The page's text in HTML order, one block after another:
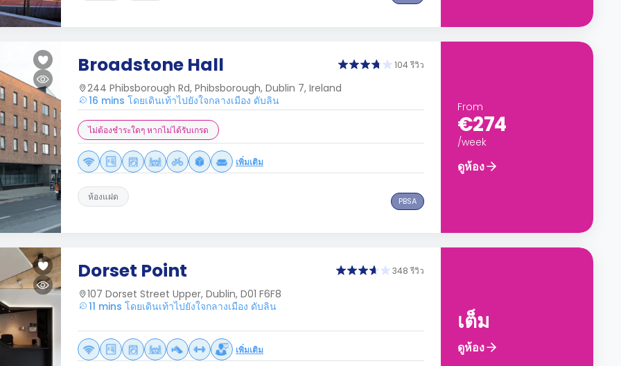
Broadstone Hall 104 รีวิว
244 Phibsborough Rd, Phibsborough, Dublin 7, Ireland
16 mins โดยเดินเท้าไปยังใจกลางเมือง ดับลิน
ไม่ต้องชำระใดๆ หากไม่ได้รับเกรด
เพิ่มเติม
ห้องแฝด PBSA
From
€274
/week
ดูห้อง
Dorset Point 348 รีวิว
107 Dorset Street Upper, Dublin, D01 F6F8
11 mins โดยเดินเท้าไปยังใจกลางเมือง ดับลิน
เพิ่มเติม
เต็ม
ดูห้อง